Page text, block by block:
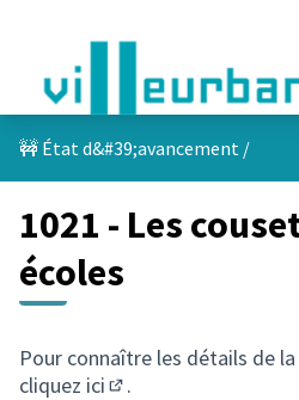
🚧 État d&#39;avancement /
1021 - Les
écoles
Pour connaître les détails de
cliquez ici .